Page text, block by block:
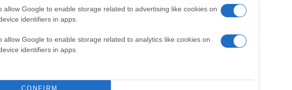
allow Google to enable storage related to advertising like cookies on
identifiers in apps.
allow Google to enable storage related to analytics like cookies on
identifiers in apps.
CONFIRM
Στην πρωτεύουσα Άγκυρα τη δημαρχία διεκδικούν επτά πολιτικά